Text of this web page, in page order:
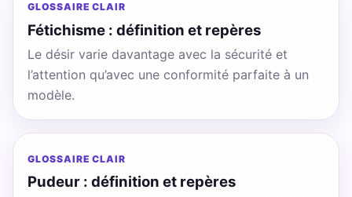
GLOSSAIRE CLAIR
Fétichisme : définition et repères
Le désir varie davantage avec la sécurité et
l’attention qu’avec une conformité parfaite à un
modèle.
GLOSSAIRE CLAIR
Pudeur : définition et repères